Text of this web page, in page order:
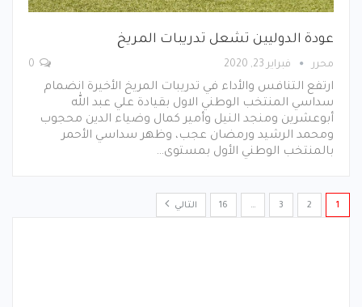
عودة الدوليين تشعل تدريبات المريخ
محرر فبراير 23, 2020
ارتفع التنافس والأداء في تدريبات المريخ الأخيرة انضمام
سداسي المنتخب الوطني الاول بقيادة علي عبد الله
أبوعشرين ومنجد النيل وأمير كمال وضياء الدين محجوب
ومحمد الرشيد ورمضان عجب، وظهر سداسي الأحمر
بالمنتخب الوطني الأول بمستوى…
1
2
3
…
16 التالي